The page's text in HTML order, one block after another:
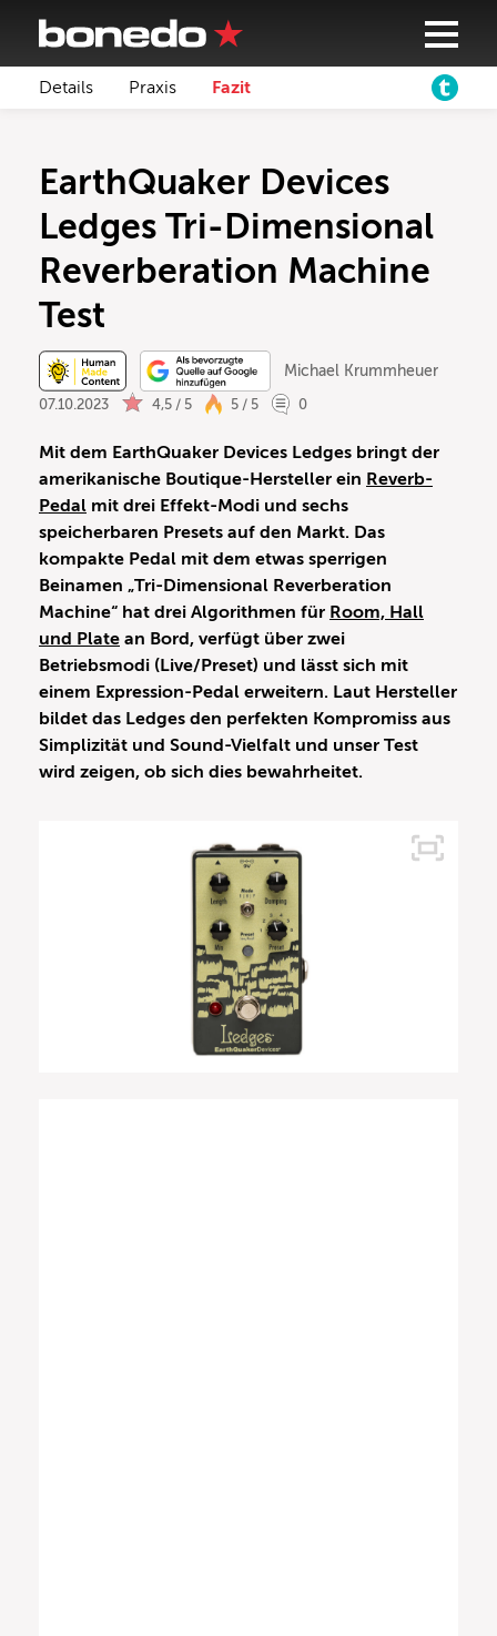
Details Praxis Fazit
EarthQuaker Devices
Ledges Tri-Dimensional
Reverberation Machine
Test
Michael Krummheuer
07.10.2023 4,5 / 5 5 / 5 0
Mit dem EarthQuaker Devices Ledges bringt der
amerikanische Boutique-Hersteller ein Reverb-
Pedal mit drei Effekt-Modi und sechs
speicherbaren Presets auf den Markt. Das
kompakte Pedal mit dem etwas sperrigen
Beinamen „Tri-Dimensional Reverberation
Machine“ hat drei Algorithmen für Room, Hall
und Plate an Bord, verfügt über zwei
Betriebsmodi (Live/Preset) und lässt sich mit
einem Expression-Pedal erweitern. Laut Hersteller
bildet das Ledges den perfekten Kompromiss aus
Simplizität und Sound-Vielfalt und unser Test
wird zeigen, ob sich dies bewahrheitet.